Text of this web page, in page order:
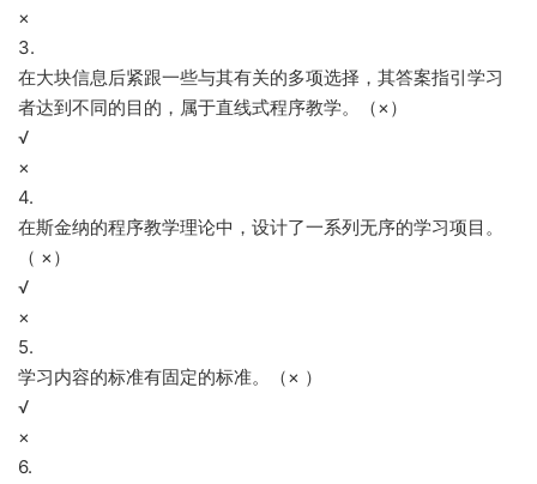
×
3.
在大块信息后紧跟一些与其有关的多项选择，其答案指引学习
者达到不同的目的，属于直线式程序教学。（×）
√
×
4.
在斯金纳的程序教学理论中，设计了一系列无序的学习项目。
（ ×）
√
×
5.
学习内容的标准有固定的标准。（× ）
√
×
6.